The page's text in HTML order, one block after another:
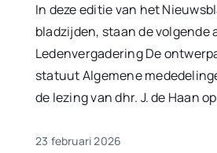
In deze editie van het
bladzijden, staan de volgende
Ledenvergadering De
statuut Algemene
de lezing van dhr. J. de Haan
23 februari 2026